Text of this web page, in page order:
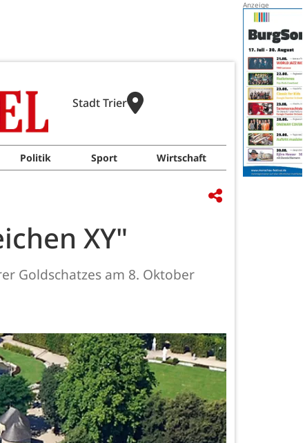
Stadt Trier
Politik Sport Wirtschaft
XY"
Goldschatzes am 8. Oktober